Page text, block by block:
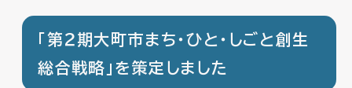
「第２期大町市まち・ひと・しごと創生
総合戦略」を策定しました